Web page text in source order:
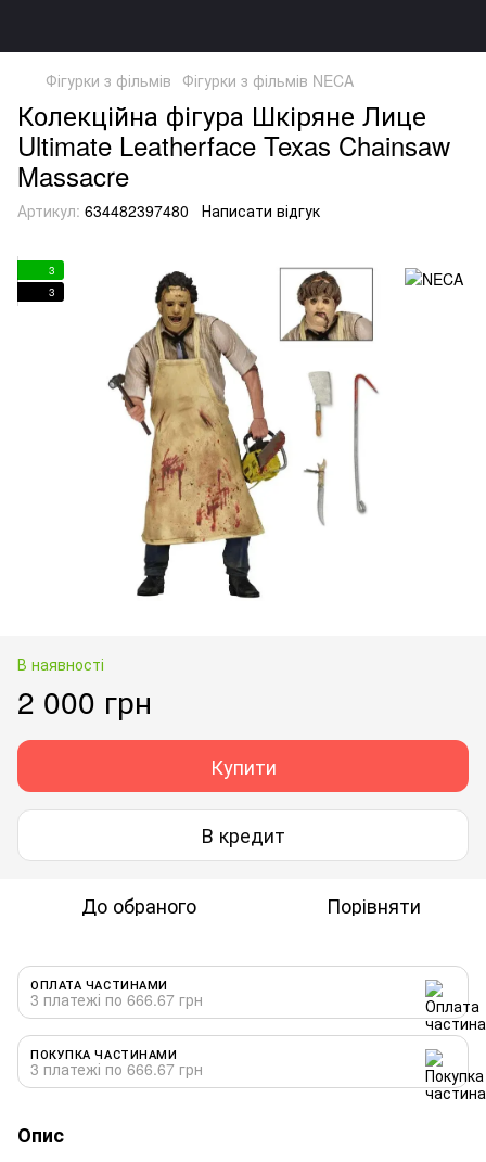
Фігурки з фільмів Фігурки з фільмів NECA
Колекційна фігура Шкіряне Лице
Ultimate Leatherface Texas Chainsaw
Massacre
Артикул: 634482397480 Написати відгук
3
3
В наявності
2 000 грн
Купити
В кредит
До обраного Порівняти
ОПЛАТА ЧАСТИНАМИ
3 платежі по 666.67 грн
ПОКУПКА ЧАСТИНАМИ
3 платежі по 666.67 грн
Опис